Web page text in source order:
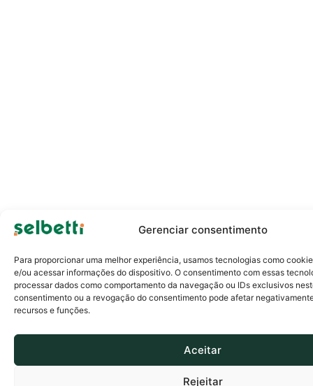
Gerenciar consentimento
Para proporcionar uma melhor experiência, usamos tecnologias como
e/ou acessar informações do dispositivo. O consentimento com essas
processar dados como comportamento da navegação ou IDs exclusivos
consentimento ou a revogação do consentimento pode afetar
recursos e funções.
Aceitar
Rejeitar